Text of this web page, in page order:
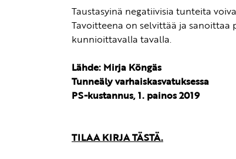
Taustasyinä negatiivisia tunteita
Tavoitteena on selvittää ja
kunnioittavalla tavalla.
Lähde: Mirja Köngäs
Tunneäly varhaiskasvatuksessa
PS-kustannus, 1. painos 2019
TILAA KIRJA TÄSTÄ.